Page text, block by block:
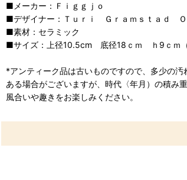
■メーカー：Ｆｉｇｇｊｏ
■デザイナー：Ｔｕｒｉ Ｇｒａｍｓｔａｄ Ｏ
■素材：セラミック
■サイズ：上径10.5cm 底径18ｃｍ ｈ9ｃｍ（
*アンティーク品は古いものですので、多少の
ある場合がございますが、時代〈年月）の積み
風合いや趣きをお楽しみください。